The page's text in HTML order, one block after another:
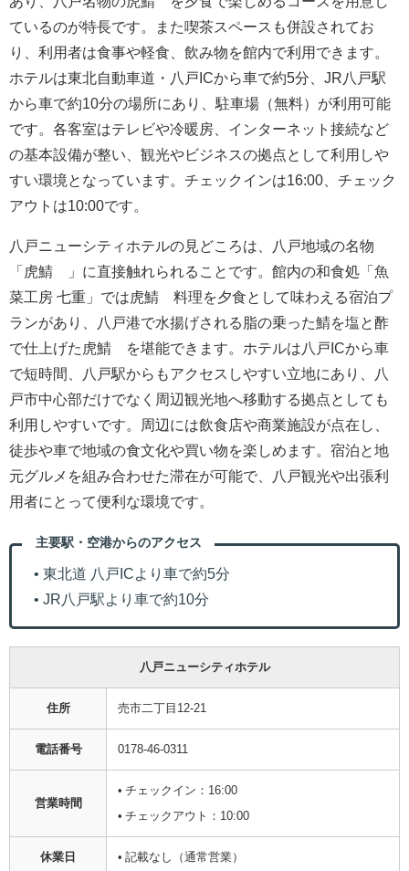
ているのが特長です。また喫茶スペースも併設されてお
り、利用者は食事や軽食、飲み物を館内で利用できます。
ホテルは東北自動車道・八戸ICから車で約5分、JR八戸駅
から車で約10分の場所にあり、駐車場（無料）が利用可能
です。各客室はテレビや冷暖房、インターネット接続など
の基本設備が整い、観光やビジネスの拠点として利用しや
すい環境となっています。チェックインは16:00、チェック
アウトは10:00です。
八戸ニューシティホテルの見どころは、八戸地域の名物
「虎鯖®」に直接触れられることです。館内の和食処「魚
菜工房 七重」では虎鯖®料理を夕食として味わえる宿泊プ
ランがあり、八戸港で水揚げされる脂の乗った鯖を塩と酢
で仕上げた虎鯖®を堪能できます。ホテルは八戸ICから車
で短時間、八戸駅からもアクセスしやすい立地にあり、八
戸市中心部だけでなく周辺観光地へ移動する拠点としても
利用しやすいです。周辺には飲食店や商業施設が点在し、
徒歩や車で地域の食文化や買い物を楽しめます。宿泊と地
元グルメを組み合わせた滞在が可能で、八戸観光や出張利
用者にとって便利な環境です。
主要駅・空港からのアクセス
• 東北道 八戸ICより車で約5分
• JR八戸駅より車で約10分
八戸ニューシティホテル
住所 売市二丁目12-21
電話番号 0178-46-0311
営業時間
• チェックイン：16:00
• チェックアウト：10:00
休業日 • 記載なし（通常営業）